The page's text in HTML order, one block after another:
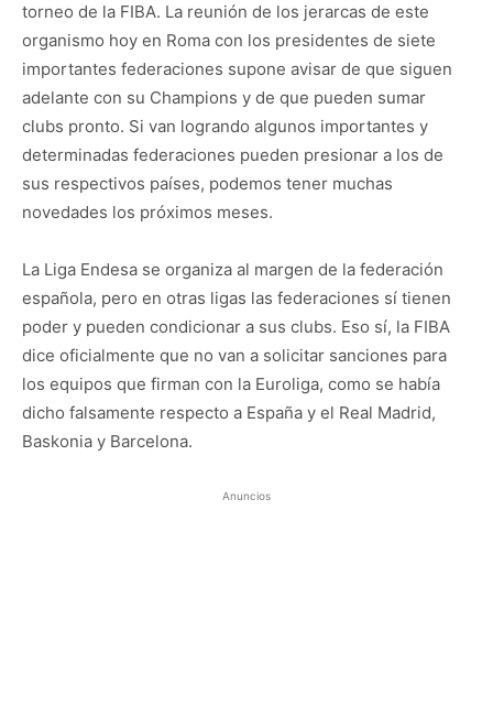
torneo de la FIBA. La reunión de los jerarcas de este
organismo hoy en Roma con los presidentes de siete
importantes federaciones supone avisar de que siguen
adelante con su Champions y de que pueden sumar
clubs pronto. Si van logrando algunos importantes y
determinadas federaciones pueden presionar a los de
sus respectivos países, podemos tener muchas
novedades los próximos meses.
La Liga Endesa se organiza al margen de la federación
española, pero en otras ligas las federaciones sí tienen
poder y pueden condicionar a sus clubs. Eso sí, la FIBA
dice oficialmente que no van a solicitar sanciones para
los equipos que firman con la Euroliga, como se había
dicho falsamente respecto a España y el Real Madrid,
Baskonia y Barcelona.
Anuncios